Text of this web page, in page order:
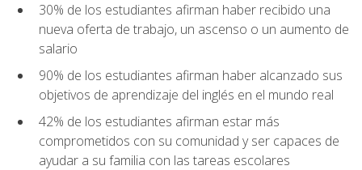
30% de los estudiantes afirman haber recibido una
nueva oferta de trabajo, un ascenso o un aumento de
salario
90% de los estudiantes afirman haber alcanzado sus
objetivos de aprendizaje del inglés en el mundo real
42% de los estudiantes afirman estar más
comprometidos con su comunidad y ser capaces de
ayudar a su familia con las tareas escolares